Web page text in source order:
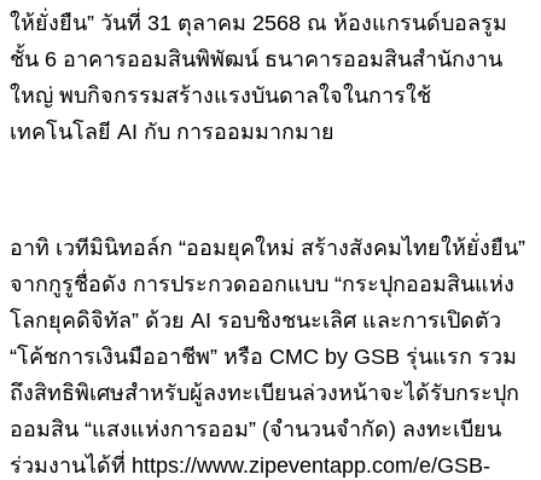
ให้ยั่งยืน” วันที่ 31 ตุลาคม 2568 ณ ห้องแกรนด์บอลรูม
ชั้น 6 อาคารออมสินพิพัฒน์ ธนาคารออมสินสำนักงาน
ใหญ่ พบกิจกรรมสร้างแรงบันดาลใจในการใช้
เทคโนโลยี AI กับ การออมมากมาย
อาทิ เวทีมินิทอล์ก “ออมยุคใหม่ สร้างสังคมไทยให้ยั่งยืน”
จากกูรูชื่อดัง การประกวดออกแบบ “กระปุกออมสินแห่ง
โลกยุคดิจิทัล” ด้วย AI รอบชิงชนะเลิศ และการเปิดตัว
“โค้ชการเงินมืออาชีพ” หรือ CMC by GSB รุ่นแรก รวม
ถึงสิทธิพิเศษสำหรับผู้ลงทะเบียนล่วงหน้าจะได้รับกระปุก
ออมสิน “แสงแห่งการออม” (จำนวนจำกัด) ลงทะเบียน
ร่วมงานได้ที่ https://www.zipeventapp.com/e/GSB-